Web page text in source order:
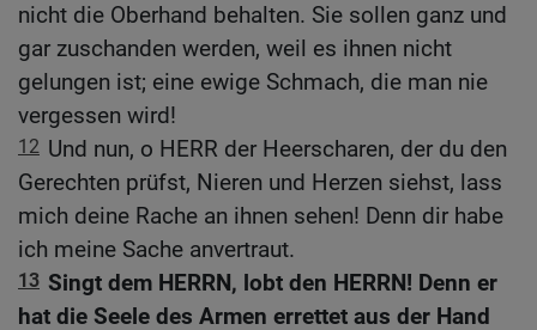
nicht die Oberhand behalten. Sie sollen ganz und
gar zuschanden werden, weil es ihnen nicht
gelungen ist; eine ewige Schmach, die man nie
vergessen wird!
12 Und nun, o HERR der Heerscharen, der du den
Gerechten prüfst, Nieren und Herzen siehst, lass
mich deine Rache an ihnen sehen! Denn dir habe
ich meine Sache anvertraut.
13 Singt dem HERRN, lobt den HERRN! Denn er
hat die Seele des Armen errettet aus der Hand